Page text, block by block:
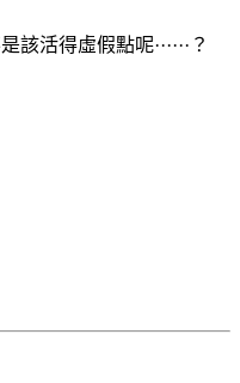
活得虛假點呢······？